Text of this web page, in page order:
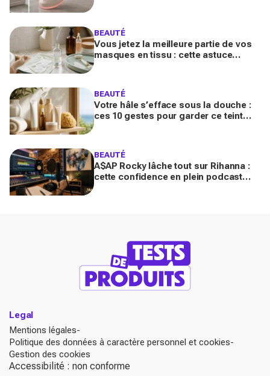
BEAUTÉ
Vous jetez la meilleure partie de vos
masques en tissu : cette astuce
BEAUTÉ
Votre hâle s’efface sous la douche :
ces 10 gestes pour garder ce teint
BEAUTÉ
A$AP Rocky lâche tout sur Rihanna :
cette confidence en plein podcast
Legal
Mentions légales
Politique des données à caractère personnel et cookies
Gestion des cookies
Accessibilité : non conforme